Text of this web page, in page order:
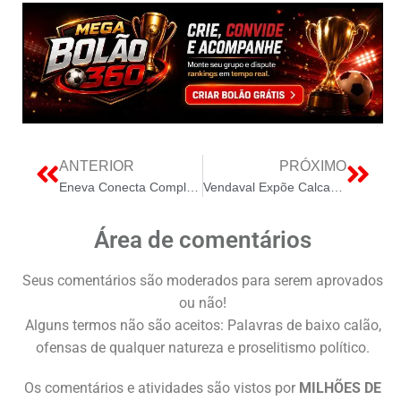
ANTERIOR PRÓXIMO
Área de comentários
Seus comentários são moderados para serem aprovados
ou não!
Alguns termos não são aceitos: Palavras de baixo calão,
ofensas de qualquer natureza e proselitismo político.
Os comentários e atividades são vistos por MILHÕES DE